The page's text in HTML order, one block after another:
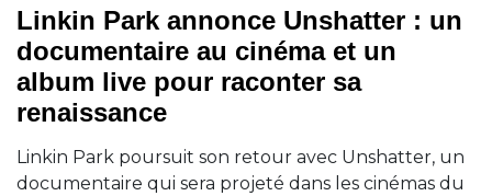
Linkin Park annonce Unshatter : un
documentaire au cinéma et un
album live pour raconter sa
renaissance
Linkin Park poursuit son retour avec Unshatter, un
documentaire qui sera projeté dans les cinémas du